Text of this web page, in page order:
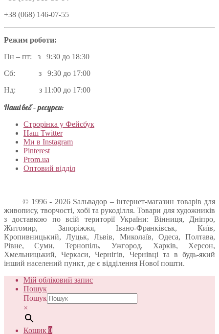
+38 (068) 146-07-55
Режим роботи:
Пн – пт: з 9:30 до 18:30
Сб: з 9:30 до 17:00
Нд: з 11:00 до 17:00
Наші веб – ресурси:
Строрінка у Фейсбук
Наш Twitter
Ми в Instagram
Pinterest
Prom.ua
Оптовий відділ
© 1996 - 2026 Sальвадор – інтернет-магазин товарів для
живопису, творчості, хобі та рукоділля. Товари для художників
з доставкою по всій території України: Вінниця, Дніпро,
Житомир, Запоріжжя, Івано-Франківськ, Київ,
Кропивницький, Луцьк, Львів, Миколаїв, Одеса, Полтава,
Рівне, Суми, Тернопіль, Ужгород, Харків, Херсон,
Хмельницький, Черкаси, Чернігів, Чернівці та в будь-який
інший населений пункт, де є відділення Нової пошти.
Мій обліковий запис
Пошук
Пошук
×
Кошик 0